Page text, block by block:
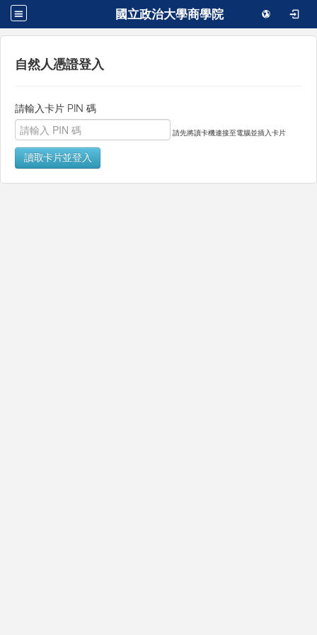
國立政治大學商學院
自然人憑證登入
請輸入卡片 PIN 碼
請先將讀卡機連接至電腦並插入卡片
讀取卡片並登入